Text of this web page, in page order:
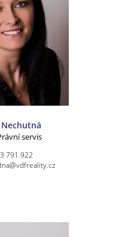
servis
791 922